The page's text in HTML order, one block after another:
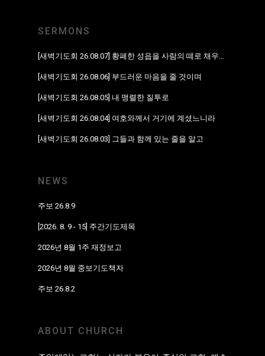
SERMONS
[새벽기도회 26.08.07] 황폐한 성읍을 사람의 떼로 채우리라
[새벽기도회 26.08.06] 부드러운 마음을 줄 것이며
[새벽기도회 26.08.05] 내 맹렬한 질투로
[새벽기도회 26.08.04] 여호와께서 거기에 계셨느니라
[새벽기도회 26.08.03] 그들과 함께 있는 줄을 알고
NEWS
주보 26.8.9
[2026. 8. 9 - 15] 주간기도제목
2026년 8월 1주 재정보고
2026년 8월 중보기도책자
주보 26.8.2
ABOUT CHURCH